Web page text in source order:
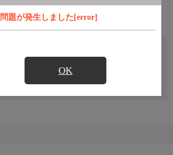
題が発生しました[error]
OK
直近の放送予定はありません